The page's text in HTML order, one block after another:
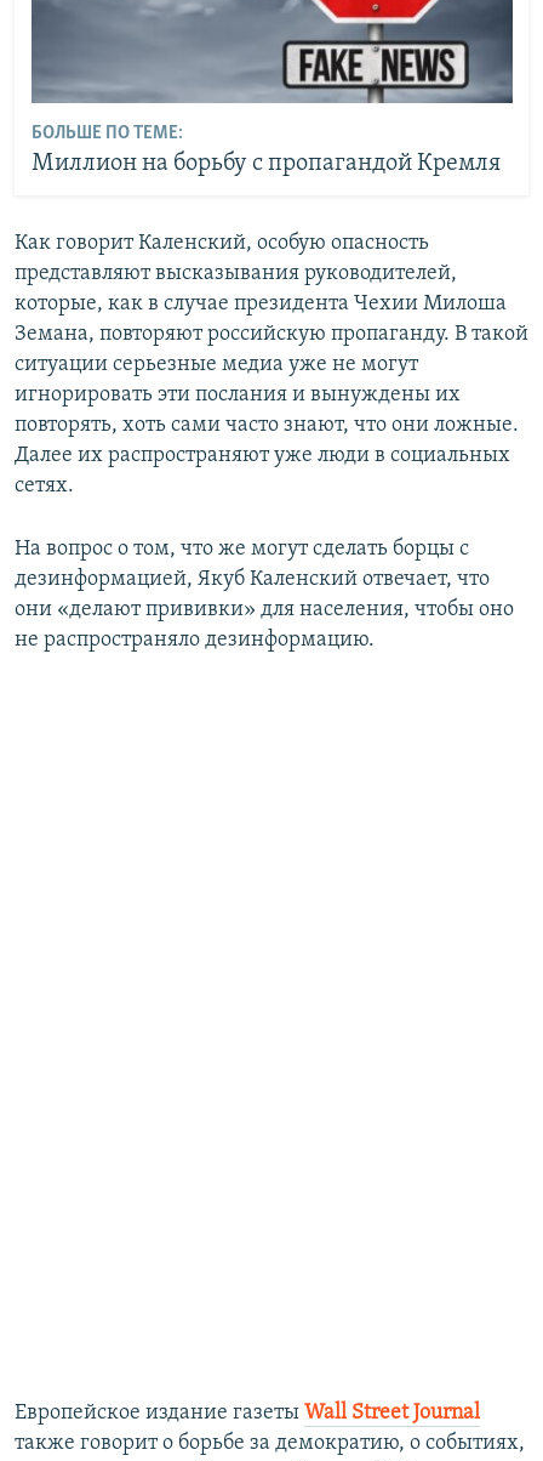
БОЛЬШЕ ПО ТЕМЕ:
Миллион на борьбу с пропагандой Кремля
Как говорит Каленский, особую опасность
представляют высказывания руководителей,
которые, как в случае президента Чехии Милоша
Земана, повторяют российскую пропаганду. В такой
ситуации серьезные медиа уже не могут
игнорировать эти послания и вынуждены их
повторять, хоть сами часто знают, что они ложные.
Далее их распространяют уже люди в социальных
сетях.
На вопрос о том, что же могут сделать борцы с
дезинформацией, Якуб Каленский отвечает, что
они «делают прививки» для населения, чтобы оно
не распространяло дезинформацию.
Европейское издание газеты Wall Street Journal
также говорит о борьбе за демократию, о событиях,